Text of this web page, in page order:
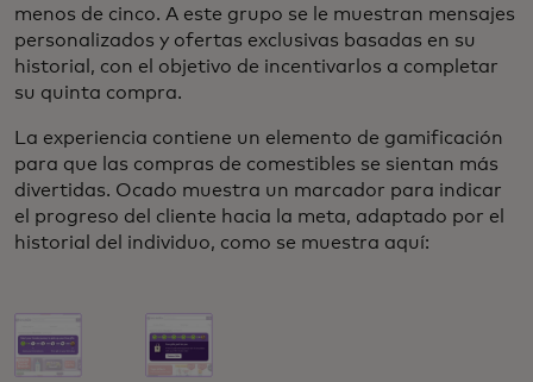
menos de cinco. A este grupo se le muestran mensajes
personalizados y ofertas exclusivas basadas en su
historial, con el objetivo de incentivarlos a completar
su quinta compra.
La experiencia contiene un elemento de gamificación
para que las compras de comestibles se sientan más
divertidas. Ocado muestra un marcador para indicar
el progreso del cliente hacia la meta, adaptado por el
historial del individuo, como se muestra aquí: